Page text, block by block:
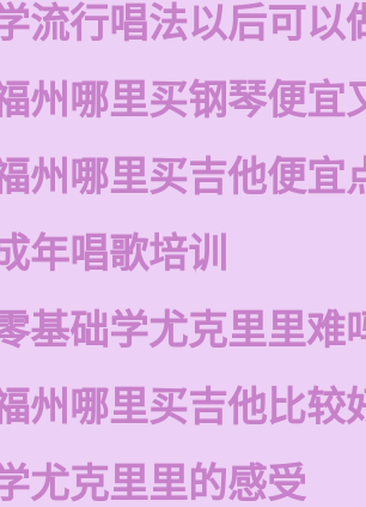
流行唱法以后可以
州哪里买钢琴便宜
州哪里买吉他便宜
年唱歌培训
基础学尤克里里难
州哪里买吉他比较
尤克里里的感受